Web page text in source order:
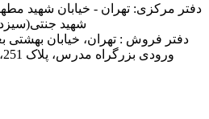
دفتر مرکزی: تهران - خیابان شهید
شهید جنتی(سیزدهم
دفتر فروش : تهران، خیابان بهشتی
ورودی بزرگراه مدرس، پلاک 251، ساختمان کلاسیک، طبقه دو